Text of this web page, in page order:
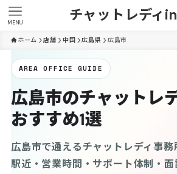
チャットレディ
MENU
ホーム 店舗 中国 広島県 広島市
AREA OFFICE GUIDE
広島市のチャットレ
おすすめ1選
広島市で通えるチャットレディ事務
駅近・営業時間・サポート体制・面